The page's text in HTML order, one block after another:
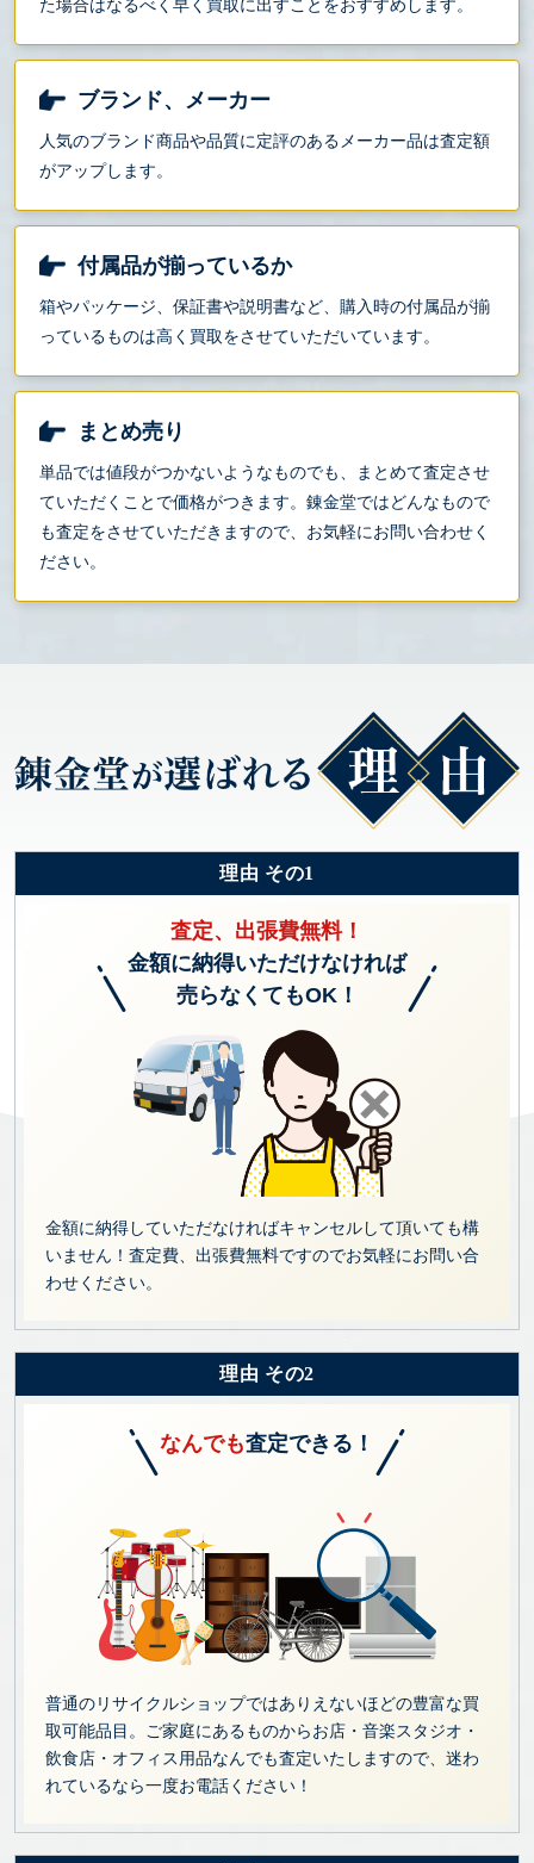
た場合はなるべく早く買取に出すことをおすすめします。
ブランド、メーカー
人気のブランド商品や品質に定評のあるメーカー品は査定額
がアップします。
付属品が揃っているか
箱やパッケージ、保証書や説明書など、購入時の付属品が揃
っているものは高く買取をさせていただいています。
まとめ売り
単品では値段がつかないようなものでも、まとめて査定させ
ていただくことで価格がつきます。錬金堂ではどんなもので
も査定をさせていただきますので、お気軽にお問い合わせく
ださい。
理由 その1
査定、出張費無料！
金額に納得いただけなければ
売らなくてもOK！
金額に納得していただなければキャンセルして頂いても構
いません！査定費、出張費無料ですのでお気軽にお問い合
わせください。
理由 その2
なんでも査定できる！
普通のリサイクルショップではありえないほどの豊富な買
取可能品目。ご家庭にあるものからお店・音楽スタジオ・
飲食店・オフィス用品なんでも査定いたしますので、迷わ
れているなら一度お電話ください！